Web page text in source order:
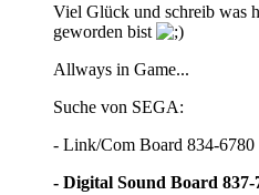
Viel Glück und schreib was
geworden bist
Allways in Game...
Suche von SEGA:
- Link/Com Board 834-6780
- Digital Sound Board 837-